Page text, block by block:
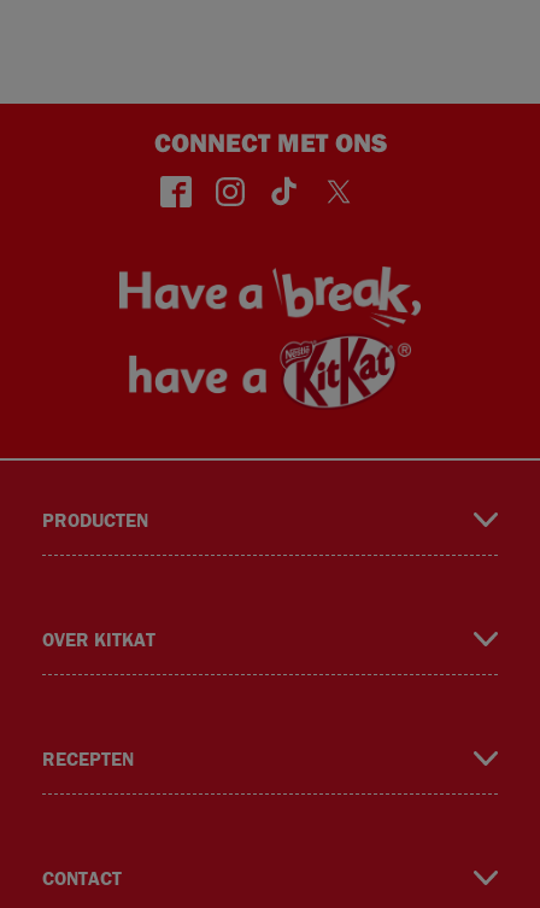
CONNECT MET ONS
face insta TikT Twitt
PRODUCTEN
OVER KITKAT
RECEPTEN
CONTACT